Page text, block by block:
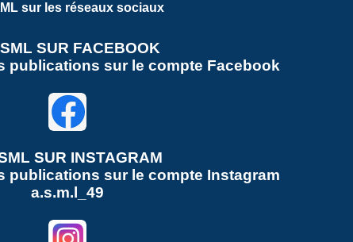
sur les réseaux sociaux
SUR FACEBOOK
publications sur le compte Facebook
SUR INSTAGRAM
publications sur le compte Instagram
a.s.m.l_49